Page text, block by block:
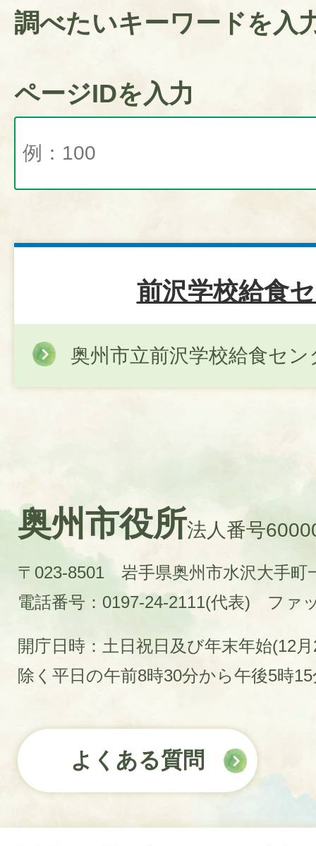
調べたいキーワードを入
ページIDを入力
前沢学校給食
奥州市立前沢学校給食セン
奥州市役所法人番号
〒023-8501 岩手県奥州市水沢大手町
電話番号：0197-24-2111(代表)
ファ
開庁日時：土日祝日及び年末年始(12
除く平日の午前8時30分から午後5時
よくある質問